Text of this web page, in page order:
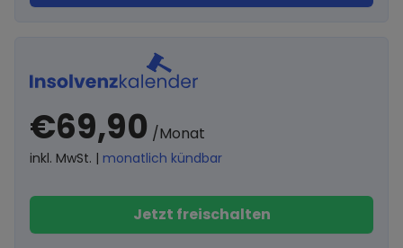
€69,90 /Monat
inkl. MwSt. | monatlich kündbar
Jetzt freischalten